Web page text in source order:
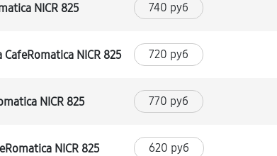
NICR 825 740 руб
NICR 825 720 руб
NICR 825 770 руб
NICR 825 620 руб